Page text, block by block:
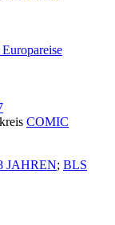
COMIC
JAHREN; BLS